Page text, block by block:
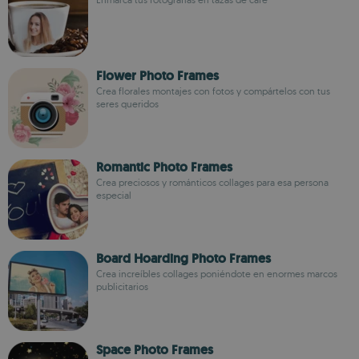
Flower Photo Frames
Crea florales montajes con fotos y compártelos con tus
seres queridos
Romantic Photo Frames
Crea preciosos y románticos collages para esa persona
especial
Board Hoarding Photo Frames
Crea increíbles collages poniéndote en enormes marcos
publicitarios
Space Photo Frames